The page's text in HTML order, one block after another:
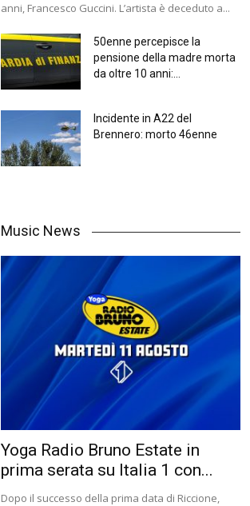
anni, Francesco Guccini. L’artista è deceduto a...
50enne percepisce la
pensione della madre morta
da oltre 10 anni:...
Incidente in A22 del
Brennero: morto 46enne
Music News
Yoga Radio Bruno Estate in
prima serata su Italia 1 con...
Dopo il successo della prima data di Riccione,